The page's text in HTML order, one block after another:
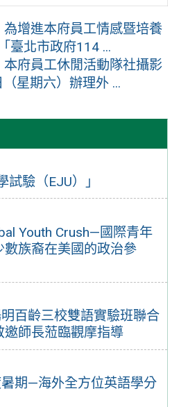
驗（EJU）」
Youth Crush—國際青年
族裔在美國的政治參
百齡三校雙語實驗班聯合
師長蒞臨觀摩指導
期—海外全方位英語學分
為增進本府員工情感暨培養
臺北市政府114 ...
本府員工休閒活動隊社攝影
星期六）辦理外 ...